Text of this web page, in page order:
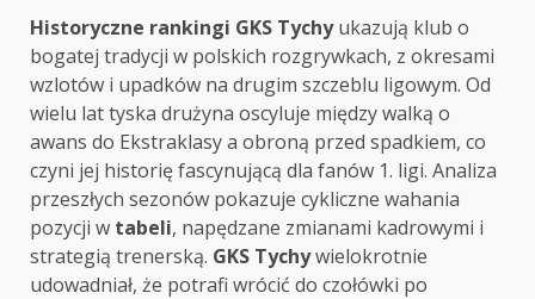
Historyczne rankingi GKS Tychyukazują klub o
bogatej tradycji w polskich rozgrywkach, z okresami
wzlotów i upadków na drugim szczeblu ligowym. Od
wielu lat tyska drużyna oscyluje między walką o
awans do Ekstraklasy a obroną przed spadkiem, co
czyni jej historię fascynującą dla fanów 1. ligi. Analiza
przeszłych sezonów pokazuje cykliczne wahania
pozycji w tabeli, napędzane zmianami kadrowymi i
strategią trenerską. GKS Tychywielokrotnie
udowadniał, że potrafi wrócić do czołówki po